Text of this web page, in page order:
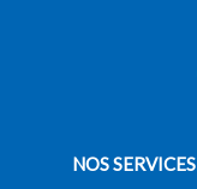
NOS SERVICES